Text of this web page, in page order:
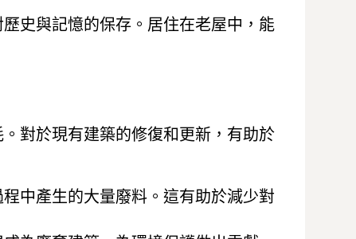
史與記憶的保存。居住在老屋中，能
對於現有建築的修復和更新，有助於
中產生的大量廢料。這有助於減少對